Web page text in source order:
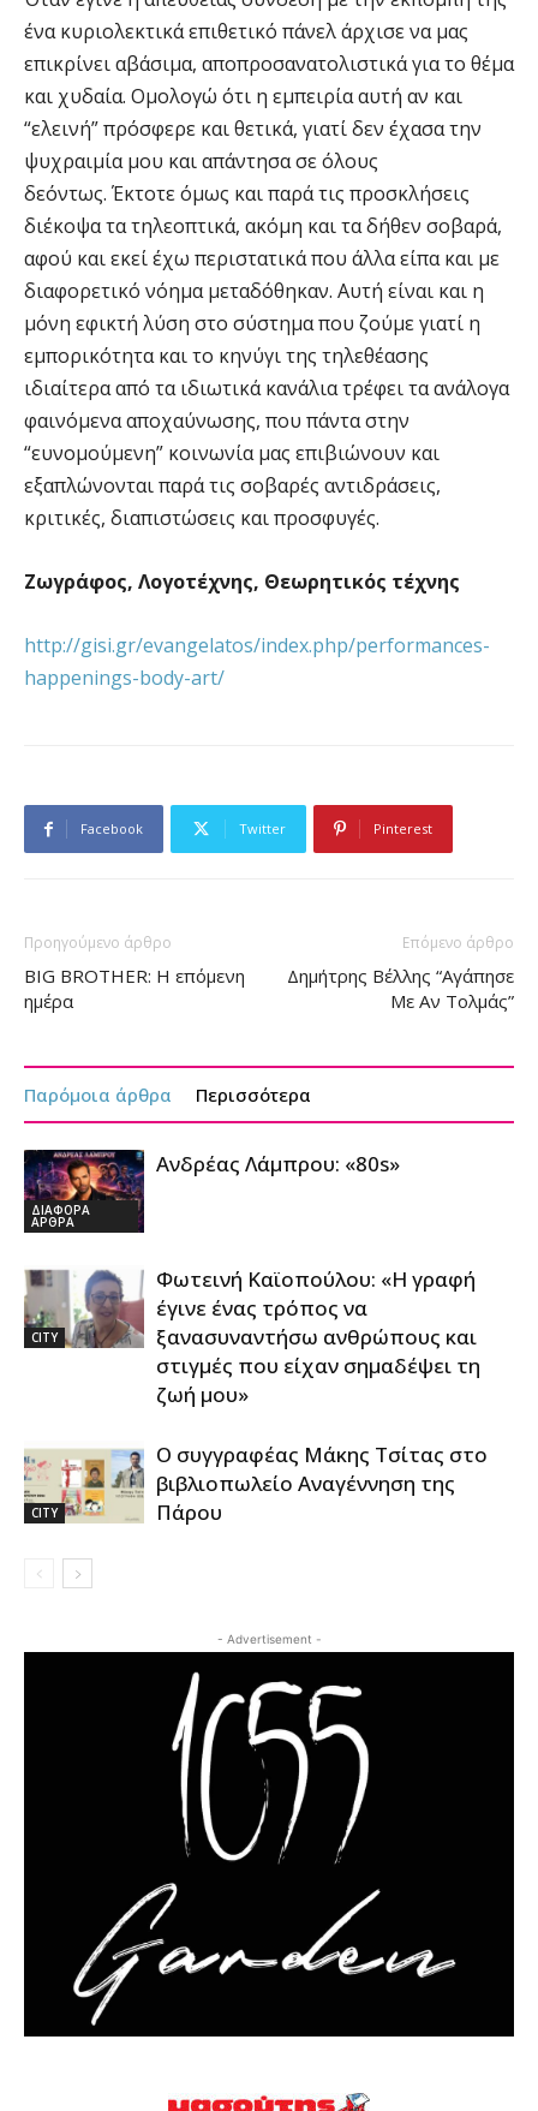
ένα κυριολεκτικά επιθετικό πάνελ άρχισε να μας
επικρίνει αβάσιμα, αποπροσανατολιστικά για το θέμα
και χυδαία. Ομολογώ ότι η εμπειρία αυτή αν και
“ελεινή” πρόσφερε και θετικά, γιατί δεν έχασα την
ψυχραιμία μου και απάντησα σε όλους
δεόντως. Έκτοτε όμως και παρά τις προσκλήσεις
διέκοψα τα τηλεοπτικά, ακόμη και τα δήθεν σοβαρά,
αφού και εκεί έχω περιστατικά που άλλα είπα και με
διαφορετικό νόημα μεταδόθηκαν. Αυτή είναι και η
μόνη εφικτή λύση στο σύστημα που ζούμε γιατί η
εμπορικότητα και το κηνύγι της τηλεθέασης
ιδιαίτερα από τα ιδιωτικά κανάλια τρέφει τα ανάλογα
φαινόμενα αποχαύνωσης, που πάντα στην
“ευνομούμενη” κοινωνία μας επιβιώνουν και
εξαπλώνονται παρά τις σοβαρές αντιδράσεις,
κριτικές, διαπιστώσεις και προσφυγές.
Ζωγράφος, Λογοτέχνης, Θεωρητικός τέχνης
http://gisi.gr/evangelatos/index.php/performances-
happenings-body-art/
Facebook Twitter Pinterest
Προηγούμενο άρθρο
BIG BROTHER: Η επόμενη
ημέρα
Επόμενο άρθρο
Δημήτρης Βέλλης “Αγάπησε
Με Αν Τολμάς”
Παρόμοια άρθρα Περισσότερα
ΔΙΑΦΟΡΑ
ΑΡΘΡΑ
Ανδρέας Λάμπρου: «80s»
CITY
Φωτεινή Καϊοπούλου: «Η γραφή
έγινε ένας τρόπος να
ξανασυναντήσω ανθρώπους και
στιγμές που είχαν σημαδέψει τη
ζωή μου»
CITY
Ο συγγραφέας Μάκης Τσίτας στο
βιβλιοπωλείο Αναγέννηση της
Πάρου
- Advertisement -